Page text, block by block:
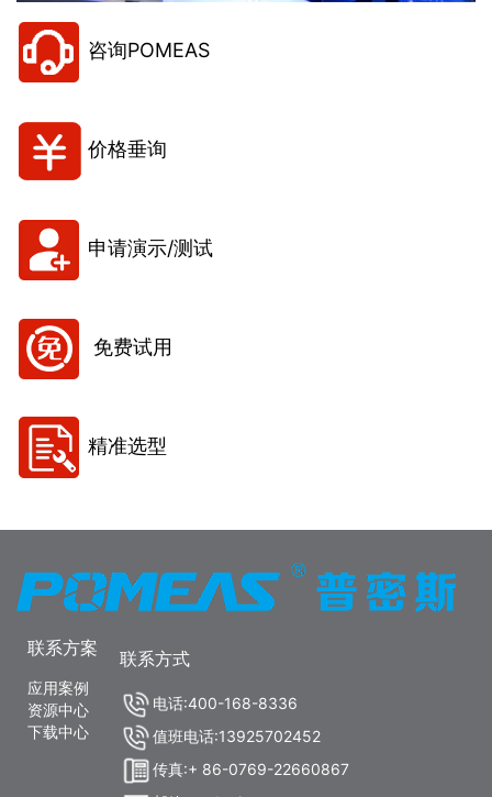
咨询POMEAS
价格垂询
申请演示/测试
免费试用
精准选型
联系方案
应用案例
资源中心
下载中心
联系方式
电话:400-168-8336
值班电话:13925702452
传真:+ 86-0769-22660867